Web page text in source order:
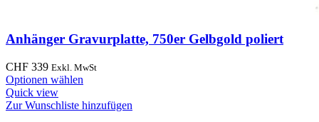
Anhänger Gravurplatte, 750er Gelbgold poliert
CHF 339 Exkl. MwSt
Optionen wählen
Quick view
Zur Wunschliste hinzufügen